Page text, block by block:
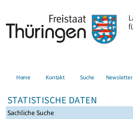
Home Kontakt Suche Newsletter
STATISTISCHE DATEN
Sachliche Suche